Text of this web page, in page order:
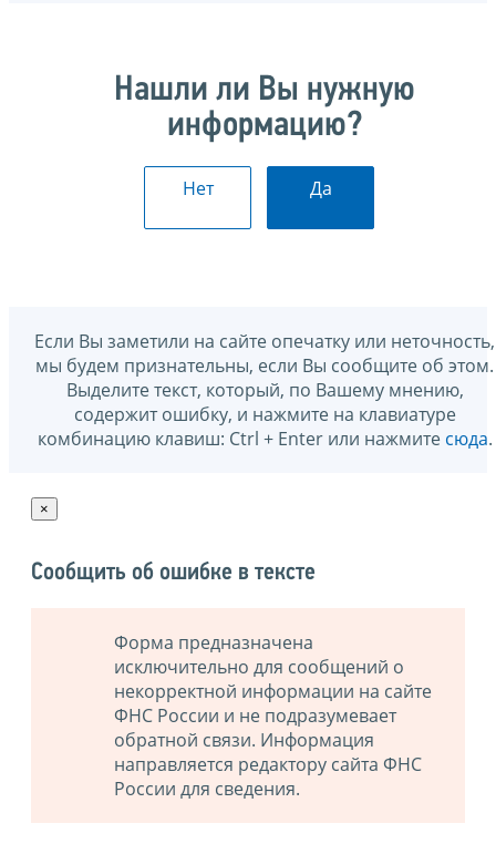
Нашли ли Вы нужную
информацию?
Нет Да
Если Вы заметили на сайте опечатку или неточность,
мы будем признательны, если Вы сообщите об этом.
Выделите текст, который, по Вашему мнению,
содержит ошибку, и нажмите на клавиатуре
комбинацию клавиш: Ctrl + Enter или нажмите сюда.
×
Сообщить об ошибке в тексте
Форма предназначена
исключительно для сообщений о
некорректной информации на сайте
ФНС России и не подразумевает
обратной связи. Информация
направляется редактору сайта ФНС
России для сведения.